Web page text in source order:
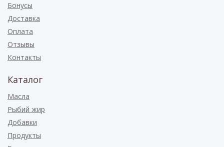
Бонусы
Доставка
Оплата
Отзывы
Контакты
Каталог
Масла
Рыбий жир
Добавки
Продукты